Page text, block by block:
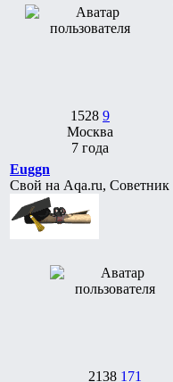
1528 9
Москва
7 года
Euggn
Свой на Aqa.ru, Советник
2138 171